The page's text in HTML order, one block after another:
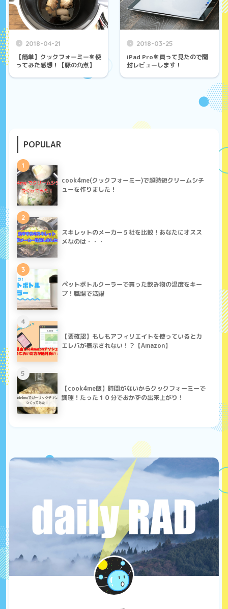
2018-04-21
【簡単】クックフォーミーを使
ってみた感想！【豚の角煮】
2018-03-25
iPad Proを買って見たので開
封レビューします！
POPULAR
1
cook4me(クックフォーミー)で超時短クリームシチ
ューを作りました！
2
スキレットのメーカー５社を比較！あなたにオスス
メなのは・・・
3
ペットボトルクーラーで買った飲み物の温度をキー
プ！職場で活躍
4
【要確認】もしもアフィリエイトを使っているとカ
エレバが表示されない！？【Amazon】
5
【cook4me飯】時間がないからクックフォーミーで
調理！たった１０分でおかずの出来上がり！